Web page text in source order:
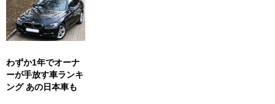
わずか1年でオーナ
ーが手放す車ランキ
ング あの日本車も